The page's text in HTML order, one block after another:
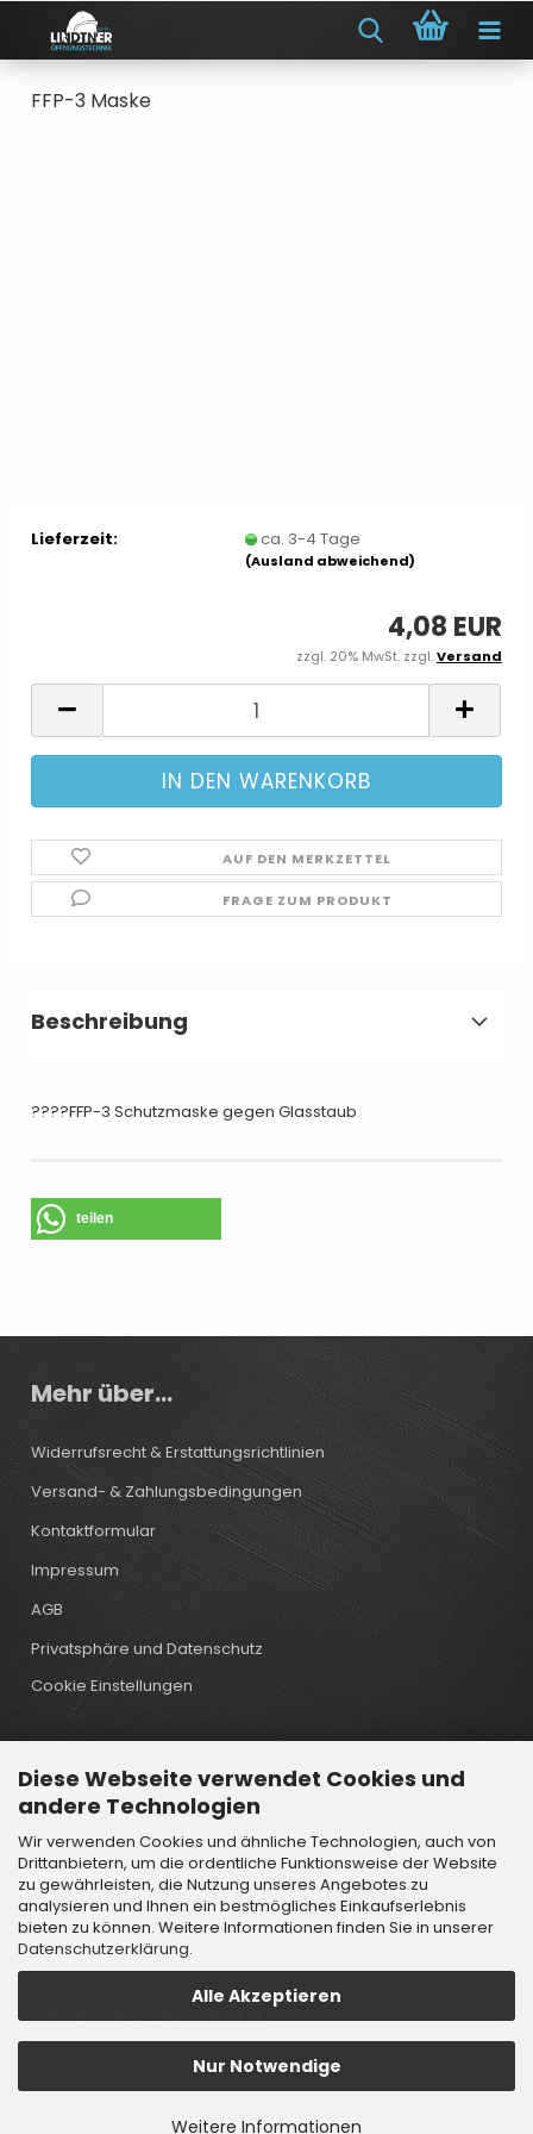
Diese Webseite verwendet Cookies und
andere Technologien
Wir verwenden Cookies und ähnliche Technologien, auch von
Drittanbietern, um die ordentliche Funktionsweise der Website
zu gewährleisten, die Nutzung unseres Angebotes zu
analysieren und Ihnen ein bestmögliches Einkaufserlebnis
bieten zu können. Weitere Informationen finden Sie in unserer
Datenschutzerklärung.
Alle Akzeptieren
Nur Notwendige
Weitere Informationen
FFP-3 Maske
Lieferzeit: ca. 3-4 Tage
(Ausland abweichend)
4,08 EUR
zzgl. 20% MwSt. zzgl.Versand
AUF DEN MERKZETTEL
FRAGE ZUM PRODUKT
Beschreibung
????FFP-3 Schutzmaske gegen Glasstaub
teilen
Mehr über...
Widerrufsrecht & Erstattungsrichtlinien
Versand- & Zahlungsbedingungen
Kontaktformular
Impressum
AGB
Privatsphäre und Datenschutz
Cookie Einstellungen
Kontakt
Öffnungstechnik Lindtner GmbH
Wattenbachgasse 6
6112 Wattens
Österreich
office@oeffnungstechnik24.at